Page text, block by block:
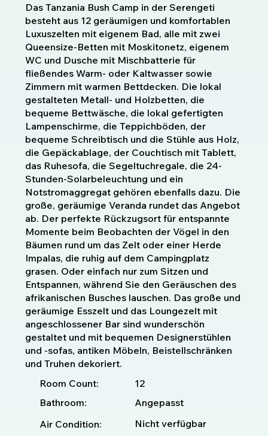
Das Tanzania Bush Camp in der Serengeti
besteht aus 12 geräumigen und komfortablen
Luxuszelten mit eigenem Bad, alle mit zwei
Queensize-Betten mit Moskitonetz, eigenem
WC und Dusche mit Mischbatterie für
fließendes Warm- oder Kaltwasser sowie
Zimmern mit warmen Bettdecken. Die lokal
gestalteten Metall- und Holzbetten, die
bequeme Bettwäsche, die lokal gefertigten
Lampenschirme, die Teppichböden, der
bequeme Schreibtisch und die Stühle aus Holz,
die Gepäckablage, der Couchtisch mit Tablett,
das Ruhesofa, die Segeltuchregale, die 24-
Stunden-Solarbeleuchtung und ein
Notstromaggregat gehören ebenfalls dazu. Die
große, geräumige Veranda rundet das Angebot
ab. Der perfekte Rückzugsort für entspannte
Momente beim Beobachten der Vögel in den
Bäumen rund um das Zelt oder einer Herde
Impalas, die ruhig auf dem Campingplatz
grasen. Oder einfach nur zum Sitzen und
Entspannen, während Sie den Geräuschen des
afrikanischen Busches lauschen. Das große und
geräumige Esszelt und das Loungezelt mit
angeschlossener Bar sind wunderschön
gestaltet und mit bequemen Designerstühlen
und -sofas, antiken Möbeln, Beistellschränken
und Truhen dekoriert.
Room Count:
12
Bathroom:
Angepasst
Air Condition:
Nicht verfügbar